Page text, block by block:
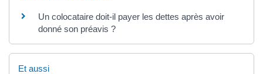
Un colocataire doit-il payer les dettes après avoir
donné son préavis ?
Et aussi